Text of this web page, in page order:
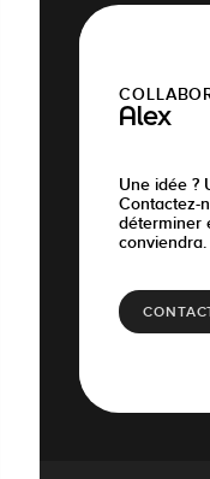
Alex
Une idée ?
Contactez-
déterminer
conviendra.